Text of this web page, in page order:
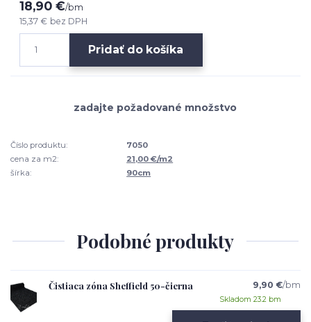
18,90 €/bm
15,37 € bez DPH
Pridať do košíka
Číslo produktu:
7050
cena za m2:
21,00 €/m2
šírka:
90cm
Podobné produkty
Čistiaca zóna Sheffield 50-čierna 9,90 €/bm
Skladom 23.2 bm